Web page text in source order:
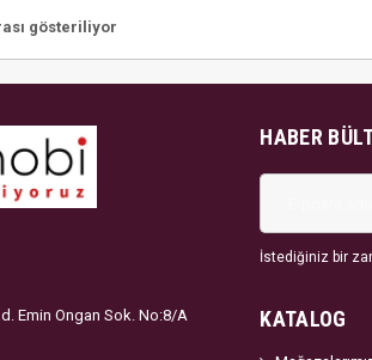
gösteriliyor
Emin Ongan Sok. No:8/A
HABER
İstediğiniz bir
KATALOG